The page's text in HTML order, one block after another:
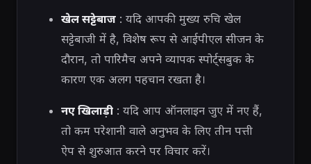
खेल सट्टेबाज: यदि आपकी मुख्य रुचि खेल
सट्टेबाजी में है, विशेष रूप से आईपीएल सीजन के
दौरान, तो पारिमैच अपने व्यापक स्पोर्ट्सबुक के
कारण एक अलग पहचान रखता है।
नए खिलाड़ी: यदि आप ऑनलाइन जुए में नए हैं,
तो कम परेशानी वाले अनुभव के लिए तीन पत्ती
ऐप से शुरुआत करने पर विचार करें।